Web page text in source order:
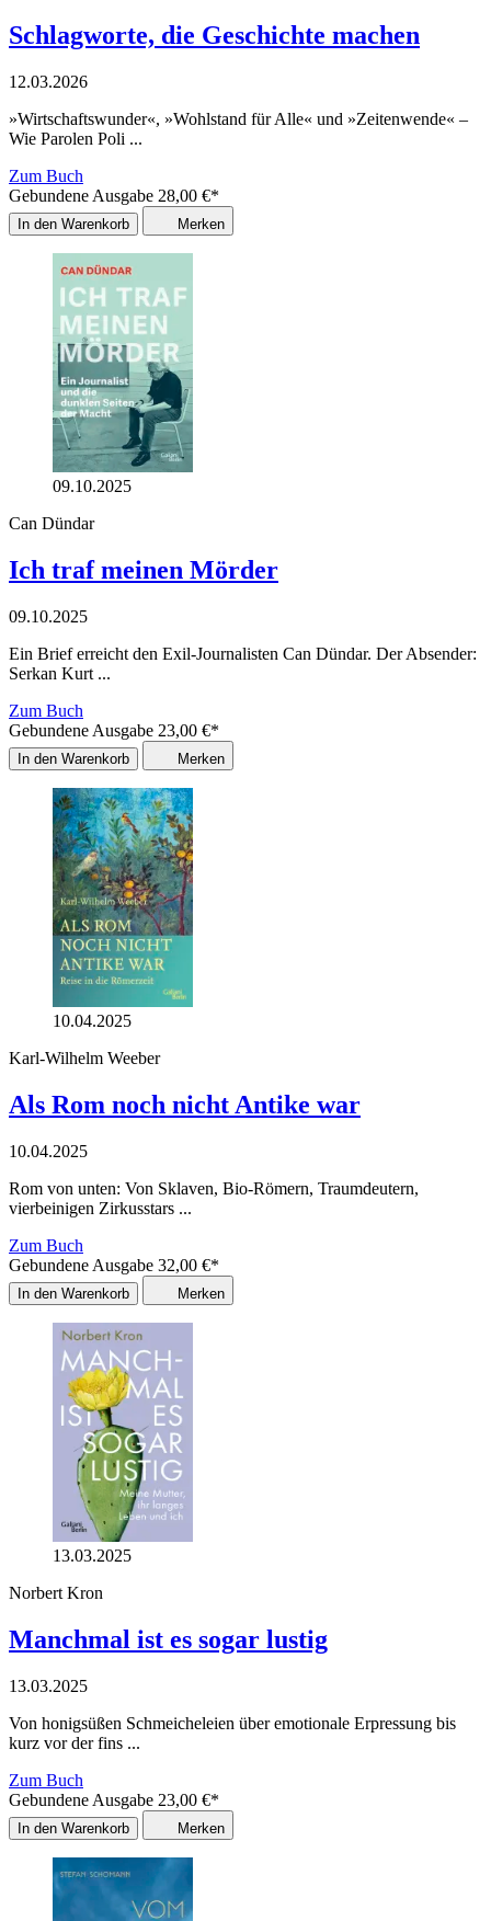
Schlagworte, die Geschichte machen
12.03.2026
»Wirtschaftswunder«, »Wohlstand für Alle« und »Zeitenwende« –
Wie Parolen Poli ...
Zum Buch
Gebundene Ausgabe 28,00 €*
In den Warenkorb Merken
09.10.2025
Can Dündar
Ich traf meinen Mörder
09.10.2025
Ein Brief erreicht den Exil-Journalisten Can Dündar. Der Absender:
Serkan Kurt ...
Zum Buch
Gebundene Ausgabe 23,00 €*
In den Warenkorb Merken
10.04.2025
Karl-Wilhelm Weeber
Als Rom noch nicht Antike war
10.04.2025
Rom von unten: Von Sklaven, Bio-Römern, Traumdeutern,
vierbeinigen Zirkusstars ...
Zum Buch
Gebundene Ausgabe 32,00 €*
In den Warenkorb Merken
13.03.2025
Norbert Kron
Manchmal ist es sogar lustig
13.03.2025
Von honigsüßen Schmeicheleien über emotionale Erpressung bis
kurz vor der fins ...
Zum Buch
Gebundene Ausgabe 23,00 €*
In den Warenkorb Merken